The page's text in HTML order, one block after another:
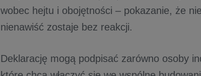
wobec hejtu i obojętności – pokazanie, że
nienawiść zostaje bez reakcji.
Deklarację mogą podpisać zarówno osoby